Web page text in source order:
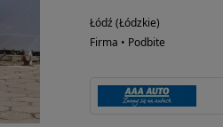
Łódź (Łódzkie)
Firma • Podbite